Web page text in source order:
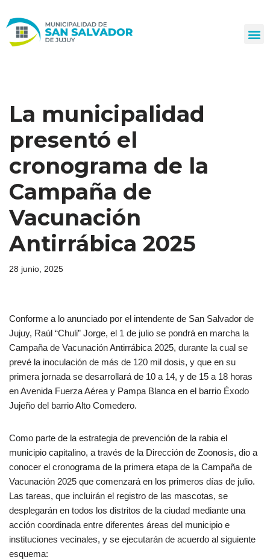
al
La municipalidad
presentó el
cronograma de la
Campaña de
Vacunación
Antirrábica 2025
28 junio, 2025
Conforme a lo anunciado por el intendente de San Salvador de
Jujuy, Raúl “Chuli” Jorge, el 1 de julio se pondrá en marcha la
Campaña de Vacunación Antirrábica 2025, durante la cual se
prevé la inoculación de más de 120 mil dosis, y que en su
primera jornada se desarrollará de 10 a 14, y de 15 a 18 horas
en Avenida Fuerza Aérea y Pampa Blanca en el barrio Éxodo
Jujeño del barrio Alto Comedero.
Como parte de la estrategia de prevención de la rabia el
municipio capitalino, a través de la Dirección de Zoonosis, dio a
conocer el cronograma de la primera etapa de la Campaña de
Vacunación 2025 que comenzará en los primeros días de julio.
Las tareas, que incluirán el registro de las mascotas, se
desplegarán en todos los distritos de la ciudad mediante una
acción coordinada entre diferentes áreas del municipio e
instituciones vecinales, y se ejecutarán de acuerdo al siguiente
esquema: